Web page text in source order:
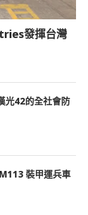
發揮台灣
光42的全社會防
裝甲運兵車